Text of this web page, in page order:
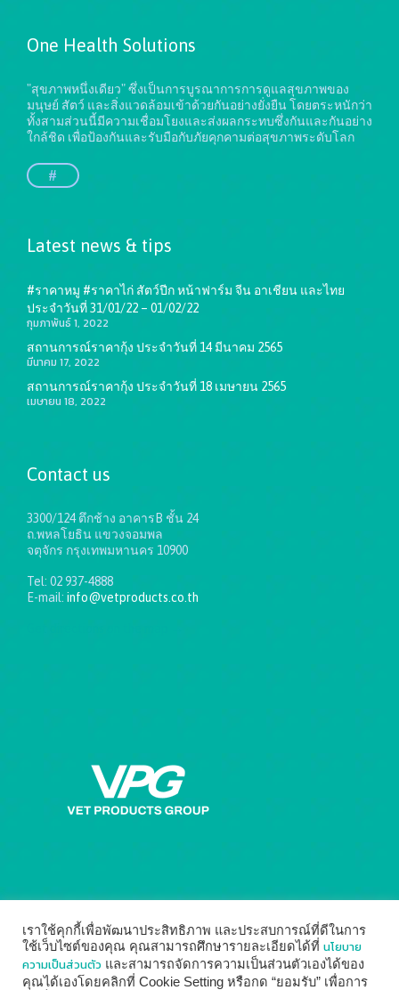
One Health Solutions
"สุขภาพหนึ่งเดียว" ซึ่งเป็นการบูรณาการการดูแลสุขภาพของ
มนุษย์ สัตว์ และสิ่งแวดล้อมเข้าด้วยกันอย่างยั่งยืนโดยตระหนักว่า
ทั้งสามส่วนนี้มีความเชื่อมโยงและส่งผลกระทบซึ่งกันและกันอย่าง
ใกล้ชิด เพื่อป้องกันและรับมือกับภัยคุกคามต่อสุขภาพระดับโลก
#
Latest news & tips
#ราคาหมู #ราคาไก่ สัตว์ปีก หน้าฟาร์ม จีน อาเชียน และไทย
ประจำวันที่ 31/01/22 – 01/02/22
กุมภาพันธ์ 1, 2022
สถานการณ์ราคากุ้ง ประจำวันที่ 14 มีนาคม 2565
มีนาคม 17, 2022
สถานการณ์ราคากุ้ง ประจำวันที่ 18 เมษายน 2565
เมษายน 18, 2022
Contact us
3300/124 ตึกช้าง อาคารB ชั้น 24
ถ.พหลโยธิน แขวงจอมพล
จตุจักร กรุงเทพมหานคร 10900
Tel: 02 937-4888
E-mail: info@vetproducts.co.th
เราใช้คุกกี้เพื่อพัฒนาประสิทธิภาพ และประสบการณ์ที่ดีในการ
ใช้เว็บไซต์ของคุณ คุณสามารถศึกษารายละเอียดได้ที่ นโยบาย
ความเป็นส่วนตัว และสามารถจัดการความเป็นส่วนตัวเองได้ของ
คุณได้เองโดยคลิกที่ Cookie Setting หรือกด “ยอมรับ” เพื่อการ